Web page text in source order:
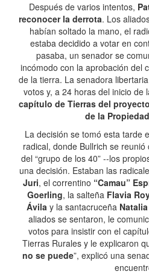
Después de varios intentos,
reconocer la derrota. Los
habían soltado la mano, el
estaba decidido a votar en
pasaba, un senador se
incómodo con la aprobación del
de la tierra. La senadora
votos y, a 24 horas del inicio de
capítulo de Tierras del
de la
La decisión se tomó esta tarde
radical, donde Bullrich se
del “grupo de los 40” --los
una decisión. Estaban las
Juri, el correntino “Camau”
Goerling, la salteña Flavia
Ávilay la santacruceñaNatalia
aliados se sentaron, le
votos para insistir con el
Tierras Rurales y le explicaron
no se puede”, explicó una